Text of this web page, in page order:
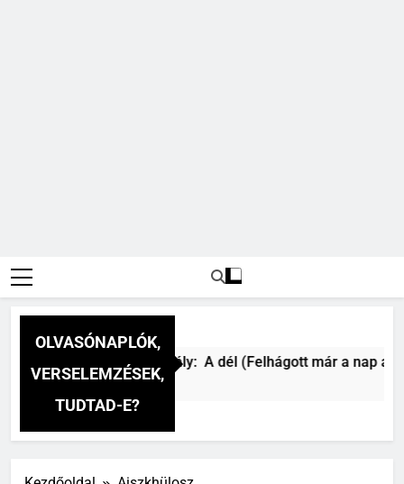
OLVASÓNAPLÓK,
VERSELEMZÉSEK,
TUDTAD-E?
Csokonai Vitéz Mihály: A dél (Felhágott már a nap a dél
20 Óra Ezelőtt